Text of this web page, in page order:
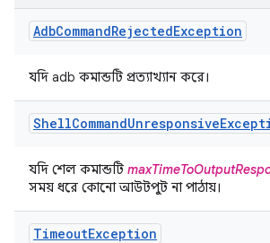
AdbCommandRejectedException
যদি adb কমান্ডটি প্রত্যাখ্যান করে।
ShellCommandUnresponsive
যদি শেল কমান্ডটি
সময় ধরে কোনো আউটপুট না পাঠায়।
TimeoutException